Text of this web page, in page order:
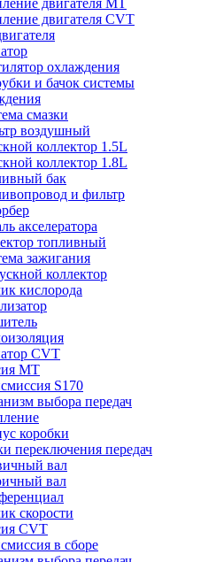
двигателя MT
двигателя CVT
охлаждения
и бачок системы
смазки
воздушный
коллектор 1.5L
коллектор 1.8L
бак
и фильтр
акселератора
топливный
зажигания
коллектор
кислорода
CVT
MT
S170
выбора передач
коробки
переключения передач
вал
вал
скорости
CVT
в сборе